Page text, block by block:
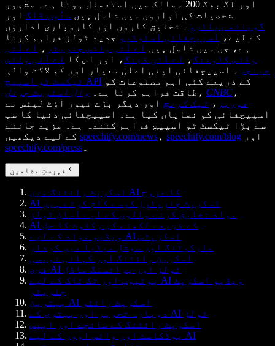
اور لگ بھگ 200 ممالک میں استعمال ہوتا ہے۔ مشہور
شخصیات کی آوازوں میں شامل ہیں سنُوپ ڈاگ اور
گوینتھ پیلٹرو
۔ تخلیق کاروں اور کاروباری اداروں
کے لیے،
اسپیچفائی اسٹوڈیو جدید ٹولز فراہم کرتا
ہے، جن میں شامل ہیں اے آئی وائس جنریٹر ،
اے آئی
وائس کلوننگ، اے آئی ڈبنگ، اور اس کا
اے آئی وائس
چینجر
۔ اسپیچفائی اپنی اعلیٰ معیار اور کم لاگت والی
ٹیکسٹ ٹو اسپیچ API
طاقت فراہم کرتا ہے۔
وال اسٹریٹ جرنل ، CNBC ،
فوربز ، ٹیک کرنچ اور دیگر بڑے نیوز آؤٹ لیٹس نے
اسپیچفائی کو نمایاں کیا ہے۔ اسپیچفائی دنیا کا سب
سے بڑا ٹیکسٹ ٹو اسپیچ فراہم کنندہ ہے۔ مزید جاننے
speechify.com/news ، speechify.com/blog اور
speechify.com/press
فہرستِ مضامین
اسکرپٹ رائٹنگ میں AI کا عروج
AI اسکرپٹ جنریٹرز کیسے کام کرتے ہیں
مواد تخلیق کرنے والوں کے لیے آسان ٹولز
AI کے ذریعے لکھنے کی رکاوٹ کا حل
ویڈیو مواد کے لیے AI اسکرپٹس
مارکیٹنگ اور سوشل میڈیا میں کردار
اسکرین رائٹنگ اور کہانی نویسی
فری AI ٹولز اور پرائسنگ ماڈل
یوٹیوب اور ٹک ٹاک کے لیے AI ویڈیو اسکرپٹ
جنریٹر
بہترین AI اسکرپٹ رائٹر
دوبارہ تحریر اور بہتری کے AI ٹولز
اسکرپٹ رائٹنگ کے سانچے اور ایپس
پوڈکاسٹ اور وائس اوور کے لیے AI